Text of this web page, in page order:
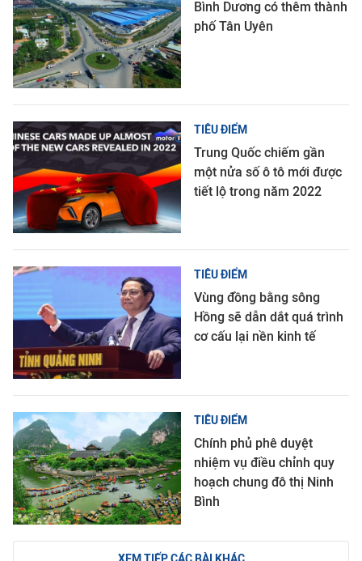
Bình Dương có thêm thành
phố Tân Uyên
TIÊU ĐIỂM
Trung Quốc chiếm gần
một nửa số ô tô mới được
tiết lộ trong năm 2022
TIÊU ĐIỂM
Vùng đồng bằng sông
Hồng sẽ dẫn dắt quá trình
cơ cấu lại nền kinh tế
TIÊU ĐIỂM
Chính phủ phê duyệt
nhiệm vụ điều chỉnh quy
hoạch chung đô thị Ninh
Bình